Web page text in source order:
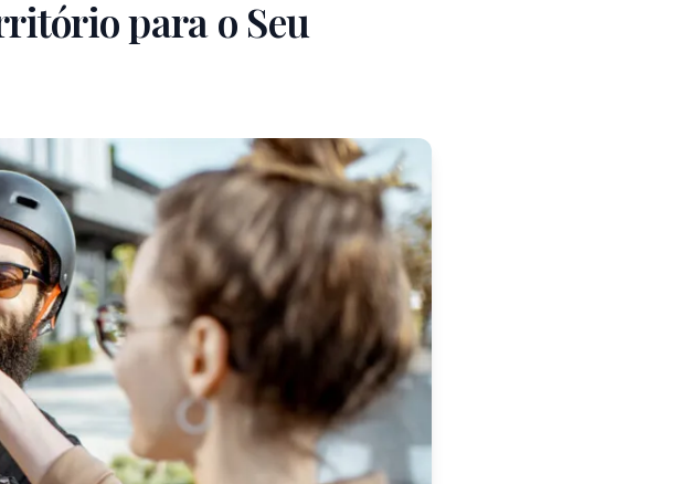
para o Seu